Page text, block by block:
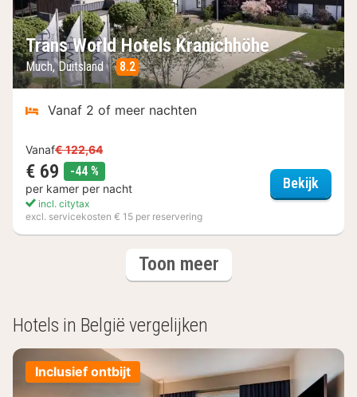
Trans World Hotels Kranichhöhe
Much, Duitsland 8.2
Vanaf 2 of meer nachten
Vanaf€ 122,64
€ 69 -44 %
per kamer per nacht
incl. citytax
excl. servicekosten € 15 per reservering
Bekijk
Toon meerhotels
Hotels in België vergelijken
Inclusief ontbijt